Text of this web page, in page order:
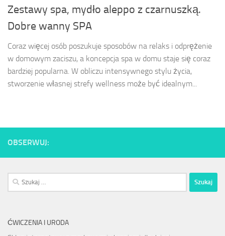
Zestawy spa, mydło aleppo z czarnuszką.
Dobre wanny SPA
Coraz więcej osób poszukuje sposobów na relaks i odprężenie
w domowym zaciszu, a koncepcja spa w domu staje się coraz
bardziej popularna. W obliczu intensywnego stylu życia,
stworzenie własnej strefy wellness może być idealnym...
OBSERWUJ:
Szukaj:
ĆWICZENIA I URODA